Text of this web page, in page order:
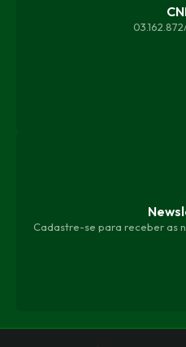
Cadastre-se para receber as